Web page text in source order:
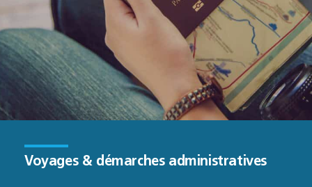
Voyages & démarches administratives